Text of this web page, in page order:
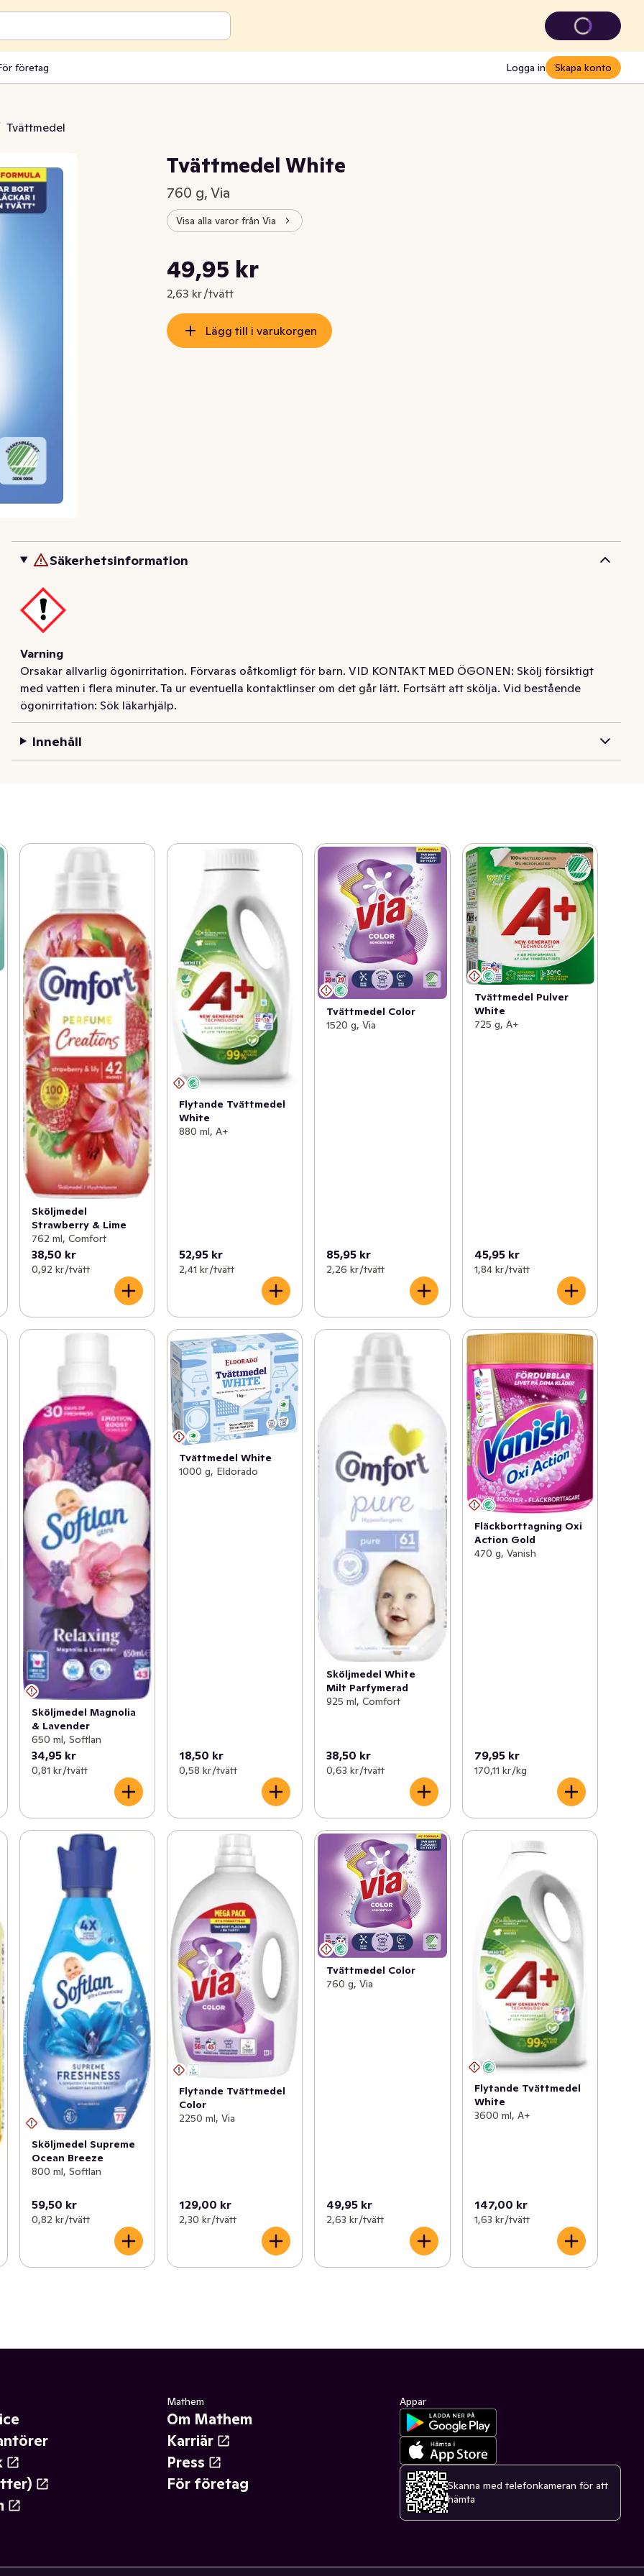
företag Logga in Skapa konto
Tvättmedel
Tvättmedel White
760 g, Via
Visa alla varor från Via
Nuvarande pris är: 49,95 kr
49,95 kr
2,63 kr /tvätt
Styckpris: 2,63 kr /tvätt
Lägg till i varukorgen
Säkerhetsinformation
Varning
Orsakar allvarlig ögonirritation. Förvaras oåtkomligt för barn. VID KONTAKT MED ÖGONEN: Skölj försiktigt
med vatten i flera minuter. Ta ur eventuella kontaktlinser om det går lätt. Fortsätt att skölja. Vid bestående
ögonirritation: Sök läkarhjälp.
Innehåll
Sköljmedel
Strawberry & Lime
762 ml, Comfort
38,50 kr
0,92 kr /tvätt
Flytande Tvättmedel
White
880 ml, A+
52,95 kr
2,41 kr /tvätt
Tvättmedel Color
1520 g, Via
85,95 kr
2,26 kr /tvätt
Tvättmedel Pulver
White
725 g, A+
45,95 kr
1,84 kr /tvätt
Sköljmedel Magnolia
& Lavender
650 ml, Softlan
34,95 kr
0,81 kr /tvätt
Tvättmedel White
1000 g, Eldorado
18,50 kr
0,58 kr /tvätt
Sköljmedel White
Milt Parfymerad
925 ml, Comfort
38,50 kr
0,63 kr /tvätt
Fläckborttagning Oxi
Action Gold
470 g, Vanish
79,95 kr
170,11 kr /kg
Sköljmedel Supreme
Ocean Breeze
800 ml, Softlan
59,50 kr
0,82 kr /tvätt
Flytande Tvättmedel
Color
2250 ml, Via
129,00 kr
2,30 kr /tvätt
Tvättmedel Color
760 g, Via
49,95 kr
2,63 kr /tvätt
Flytande Tvättmedel
White
3600 ml, A+
147,00 kr
1,63 kr /tvätt
Mathem
Om Mathem
Karriär
Press
För företag
Appar
Skanna med telefonkameran för att
hämta